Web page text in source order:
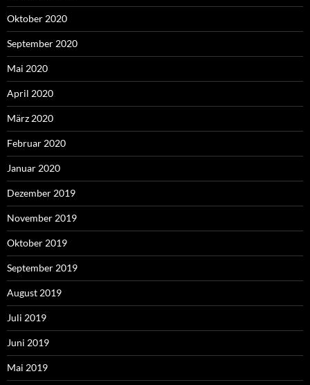
Oktober 2020
September 2020
Mai 2020
April 2020
März 2020
Februar 2020
Januar 2020
Dezember 2019
November 2019
Oktober 2019
September 2019
August 2019
Juli 2019
Juni 2019
Mai 2019